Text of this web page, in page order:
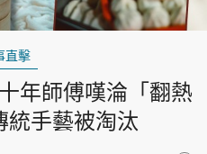
直擊
年師傅嘆淪「翻熱
統手藝被淘汰